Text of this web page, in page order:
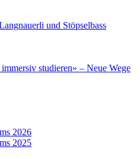
und Stöpselbass
studieren» – Neue Wege
2026
2025